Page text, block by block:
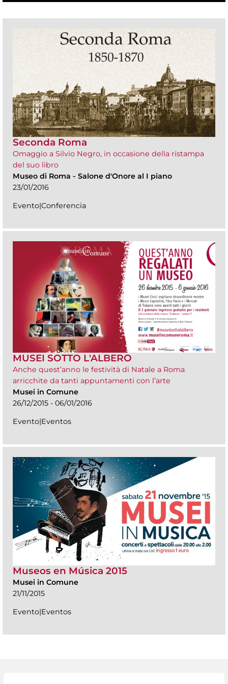
Seconda Roma
Omaggio a Silvio Negro, in occasione della ristampa
del suo libro
Museo di Roma - Salone d'Onore al I piano
23/01/2016
Evento|Conferencia
MUSEI SOTTO L'ALBERO
Anche quest’anno le festività di Natale a Roma
arricchite da tanti appuntamenti con l’arte
Musei in Comune
26/12/2015 - 06/01/2016
Evento|Eventos
Museos en Música 2015
Musei in Comune
21/11/2015
Evento|Eventos